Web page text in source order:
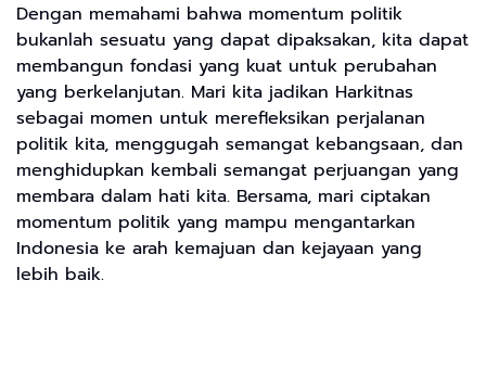
Dengan memahami bahwa momentum politik
bukanlah sesuatu yang dapat dipaksakan, kita dapat
membangun fondasi yang kuat untuk perubahan
yang berkelanjutan. Mari kita jadikan Harkitnas
sebagai momen untuk merefleksikan perjalanan
politik kita, menggugah semangat kebangsaan, dan
menghidupkan kembali semangat perjuangan yang
membara dalam hati kita. Bersama, mari ciptakan
momentum politik yang mampu mengantarkan
Indonesia ke arah kemajuan dan kejayaan yang
lebih baik.